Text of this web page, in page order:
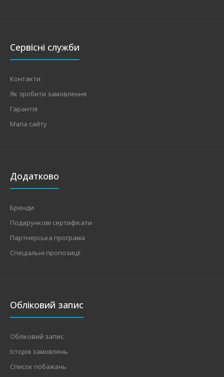
Сервісні служби
Контакти
Як зробити замовлення
Гарантія
Мапа сайту
Додатково
Бренди
Подарункові сертифікати
Партнерська програма
Спеціальні пропозиції
Обліковий запис
Обліковий запис
Історія замовлень
Список побажань